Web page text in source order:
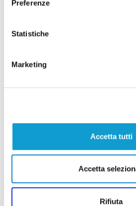
Preferenze
Statistiche
Marketing
Accetta tutti
Accetta
Rifiuta
Ritrovati in Nepal i corpi di
c’è anche il teramano Di